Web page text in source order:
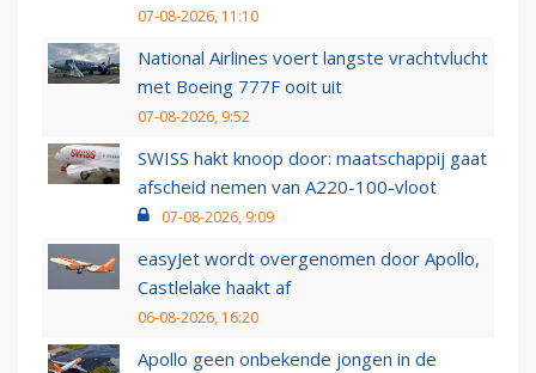
07-08-2026, 11:10
National Airlines voert langste vrachtvlucht
met Boeing 777F ooit uit
07-08-2026, 9:52
SWISS hakt knoop door: maatschappij gaat
afscheid nemen van A220-100-vloot
07-08-2026, 9:09
easyJet wordt overgenomen door Apollo,
Castlelake haakt af
06-08-2026, 16:20
Apollo geen onbekende jongen in de